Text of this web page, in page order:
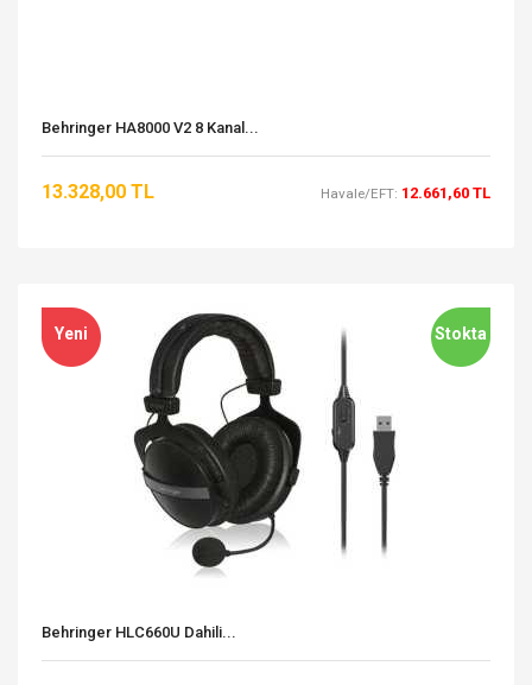
Behringer HA8000 V2 8 Kanal...
13.328,00 TL Havale/EFT: 12.661,60 TL
Stokta
Yeni
Behringer HLC660U Dahili...